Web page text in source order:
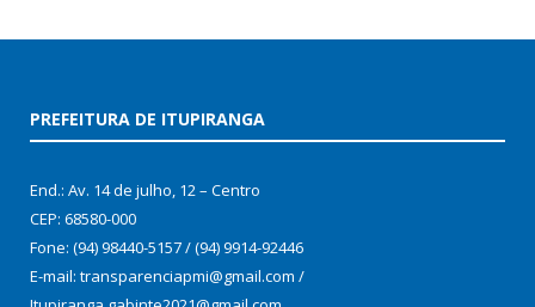
PREFEITURA DE ITUPIRANGA
End.: Av. 14 de julho, 12 – Centro
CEP: 68580-000
Fone: (94) 98440-5157 / (94) 9914-92446
E-mail: transparenciapmi@gmail.com /